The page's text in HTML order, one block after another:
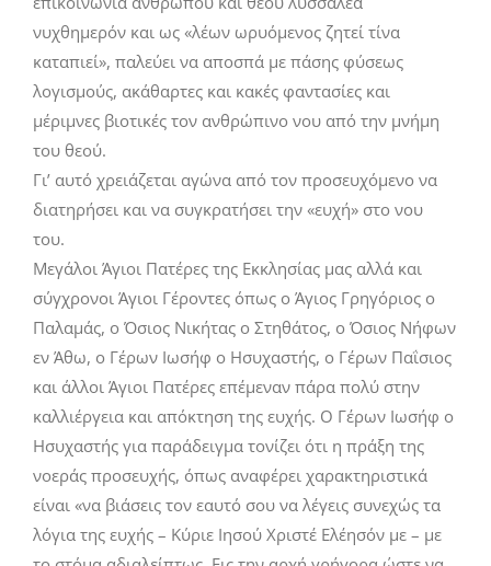
νυχθημερόν και ως «λέων ωρυόμενος ζητεί τίνα
καταπιεί», παλεύει να αποσπά με πάσης φύσεως
λογισμούς, ακάθαρτες και κακές φαντασίες και
μέριμνες βιοτικές τον ανθρώπινο νου από την μνήμη
του θεού.
Γι’ αυτό χρειάζεται αγώνα από τον προσευχόμενο να
διατηρήσει και να συγκρατήσει την «ευχή» στο νου
του.
Μεγάλοι Άγιοι Πατέρες της Εκκλησίας μας αλλά και
σύγχρονοι Άγιοι Γέροντες όπως ο Άγιος Γρηγόριος ο
Παλαμάς, ο Όσιος Νικήτας ο Στηθάτος, ο Όσιος Νήφων
εν Άθω, ο Γέρων Ιωσήφ ο Ησυχαστής, ο Γέρων Παΐσιος
και άλλοι Άγιοι Πατέρες επέμεναν πάρα πολύ στην
καλλιέργεια και απόκτηση της ευχής. Ο Γέρων Ιωσήφ ο
Ησυχαστής για παράδειγμα τονίζει ότι η πράξη της
νοεράς προσευχής, όπως αναφέρει χαρακτηριστικά
είναι «να βιάσεις τον εαυτό σου να λέγεις συνεχώς τα
λόγια της ευχής – Κύριε Ιησού Χριστέ Ελέησόν με – με